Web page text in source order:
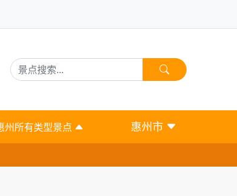
州所有类型景点 惠州市